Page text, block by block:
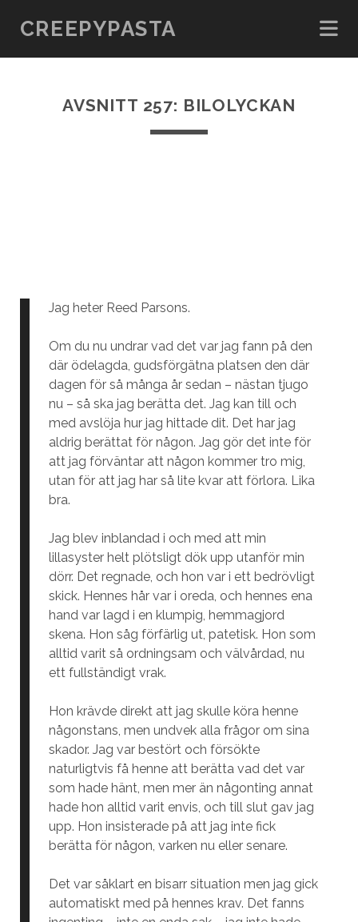
CREEPYPASTA
AVSNITT 257: BILOLYCKAN
Jag heter Reed Parsons.
Om du nu undrar vad det var jag fann på den
där ödelagda, gudsförgätna platsen den där
dagen för så många år sedan – nästan tjugo
nu – så ska jag berätta det. Jag kan till och
med avslöja hur jag hittade dit. Det har jag
aldrig berättat för någon. Jag gör det inte för
att jag förväntar att någon kommer tro mig,
utan för att jag har så lite kvar att förlora. Lika
bra.
Jag blev inblandad i och med att min
lillasyster helt plötsligt dök upp utanför min
dörr. Det regnade, och hon var i ett bedrövligt
skick. Hennes hår var i oreda, och hennes ena
hand var lagd i en klumpig, hemmagjord
skena. Hon såg förfärlig ut, patetisk. Hon som
alltid varit så ordningsam och välvårdad, nu
ett fullständigt vrak.
Hon krävde direkt att jag skulle köra henne
någonstans, men undvek alla frågor om sina
skador. Jag var bestört och försökte
naturligtvis få henne att berätta vad det var
som hade hänt, men mer än någonting annat
hade hon alltid varit envis, och till slut gav jag
upp. Hon insisterade på att jag inte fick
berätta för någon, varken nu eller senare.
Det var såklart en bisarr situation men jag gick
automatiskt med på hennes krav. Det fanns